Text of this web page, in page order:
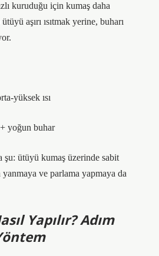
kuruduğu için kumaş daha
aşırı ısıtmak yerine, buharı
yüksek ısı
yoğun buhar
ütüyü kumaş üzerinde sabit
ve parlama yapmaya da
Yapılır? Adım